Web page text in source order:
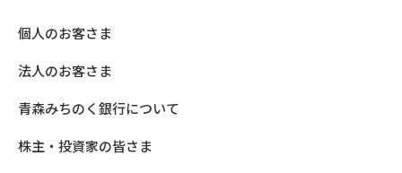
個人のお客さま
法人のお客さま
青森みちのく銀行について
株主・投資家の皆さま